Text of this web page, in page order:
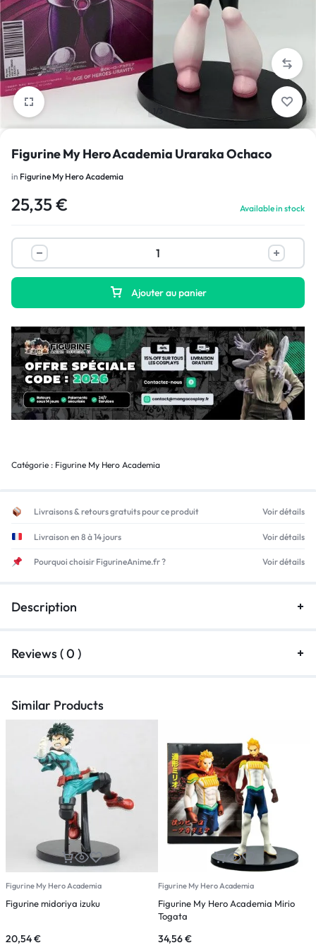
Figurine My Hero Academia Uraraka Ochaco
in Figurine My Hero Academia
25,35€ Available in stock
Ajouter au panier
Catégorie : Figurine My Hero Academia
Livraisons & retours gratuits pour ce produit Voir détails
Livraison en 8 à 14 jours Voir détails
Pourquoi choisir FigurineAnime.fr ? Voir détails
Description
Reviews ( 0 )
Similar Products
Figurine My Hero Academia
Figurine midoriya izuku
20,54€
Figurine My Hero Academia
Figurine My Hero Academia Mirio
Togata
34,56€